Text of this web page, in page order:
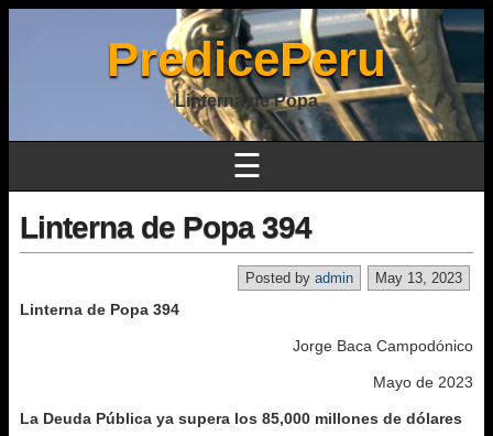
PredicePeru
Linterna de Popa
☰
Linterna de Popa 394
May 13, 2023
Posted by admin
Linterna de Popa 394
Jorge Baca Campodónico
Mayo de 2023
La Deuda Pública ya supera los 85,000 millones de dólares